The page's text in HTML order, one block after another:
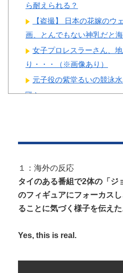
Powered by livedoor 相互RSS
ら耐えられる？
【盗撮】 日本の花嫁のウ
画、とんでもない神乳だと
女子プロレスラーさん、
り・・・（※画像あり）
元子役の紫堂るいの競泳
□い
Powered by livedoor 相互RSS
１：海外の反応
タイのある番組で2体の「ジ
のフィギュアにフォーカス
ることに気づく様子を伝えた
Yes, this is real.